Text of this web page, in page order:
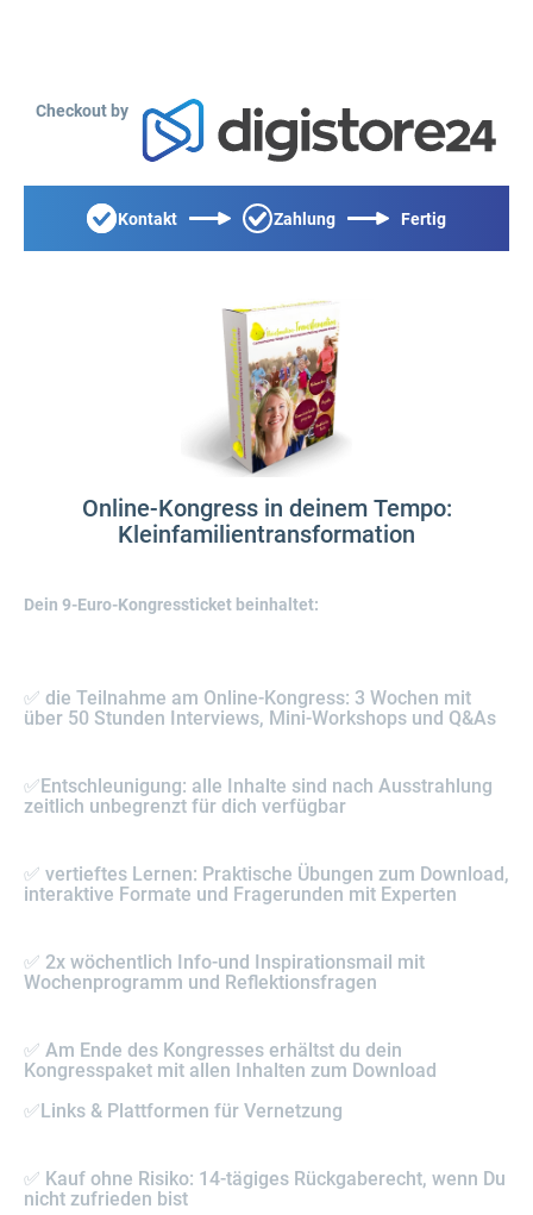
Checkout by
Kontakt Zahlung Fertig
Online-Kongress in deinem Tempo:
Kleinfamilientransformation
Dein 9-Euro-Kongressticket beinhaltet:
✅ die Teilnahme am Online-Kongress: 3 Wochen mit
über 50 Stunden Interviews, Mini-Workshops und Q&As
✅Entschleunigung: alle Inhalte sind nach Ausstrahlung
zeitlich unbegrenzt für dich verfügbar
✅ vertieftes Lernen: Praktische Übungen zum Download,
interaktive Formate und Fragerunden mit Experten
✅ 2x wöchentlich Info-und Inspirationsmail mit
Wochenprogramm und Reflektionsfragen
✅ Am Ende des Kongresses erhältst du dein
Kongresspaket mit allen Inhalten zum Download
✅Links & Plattformen für Vernetzung
✅ Kauf ohne Risiko: 14-tägiges Rückgaberecht, wenn Du
nicht zufrieden bist